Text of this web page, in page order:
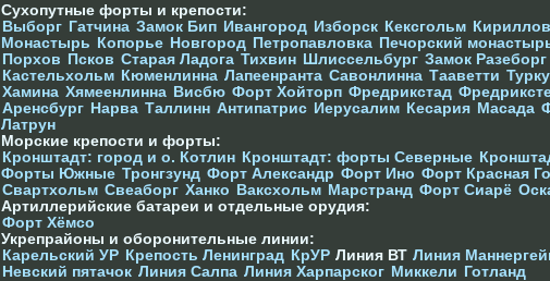
Сухопутные форты и крепости:
Выборг Гатчина Замок Бип Ивангород Изборск Кексгольм
Монастырь
Копорье Новгород Петропавловка Печорcкий
Порхов
Псков Старая Ладога Тихвин Шлиссельбург Замок Разеборг
Кастельхольм Кюменлинна Лапеенранта Савонлинна Тааветти Турку
Хамина Хямеенлинна Висбю Форт Хойторп Фредрикстад
Аренсбург Нарва Таллинн Антипатрис Иерусалим Кесария Масада
Латрун
Морские крепости и форты:
Кронштадт: город и о. Котлин Кронштадт: форты Северные
Форты Южные Тронгзунд Форт Александр Форт Ино Форт Красная
Свартхольм Свеаборг Ханко Ваксхольм Марстранд Форт Сиарё
Артиллерийские батареи и отдельные орудия:
Форт Хёмсо
Укрепрайоны и оборонительные линии:
Карельский УР Крепость Ленинград КрУР Линия ВТ Линия
Невский пятачок Линия Салпа Линия Харпарског Миккели
Готланд